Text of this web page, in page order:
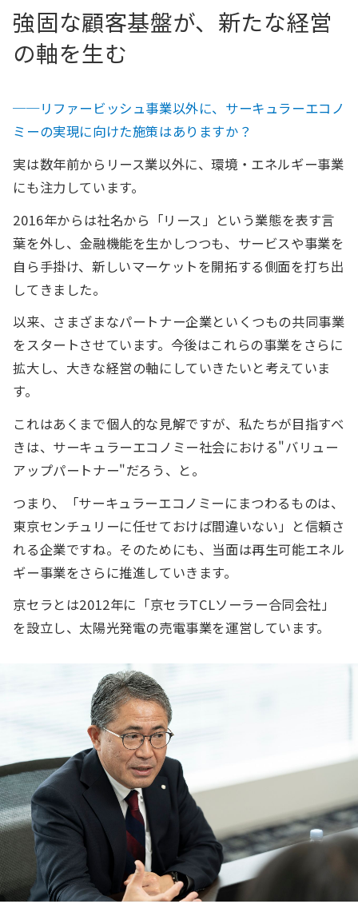
強固な顧客基盤が、新たな経営
の軸を生む
──リファービッシュ事業以外に、サーキュラーエコノ
ミーの実現に向けた施策はありますか？
実は数年前からリース業以外に、環境・エネルギー事業
にも注力しています。
2016年からは社名から「リース」という業態を表す言
葉を外し、金融機能を生かしつつも、サービスや事業を
自ら手掛け、新しいマーケットを開拓する側面を打ち出
してきました。
以来、さまざまなパートナー企業といくつもの共同事業
をスタートさせています。今後はこれらの事業をさらに
拡大し、大きな経営の軸にしていきたいと考えていま
す。
これはあくまで個人的な見解ですが、私たちが目指すべ
きは、サーキュラーエコノミー社会における"バリュー
アップパートナー"だろう、と。
つまり、「サーキュラーエコノミーにまつわるものは、
東京センチュリーに任せておけば間違いない」と信頼さ
れる企業ですね。そのためにも、当面は再生可能エネル
ギー事業をさらに推進していきます。
京セラとは2012年に「京セラTCLソーラー合同会社」
を設立し、太陽光発電の売電事業を運営しています。